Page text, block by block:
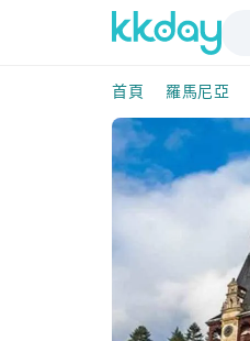
首頁 羅馬尼亞